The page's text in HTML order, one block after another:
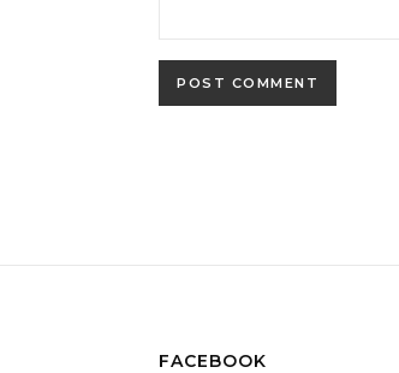
FACEBOOK